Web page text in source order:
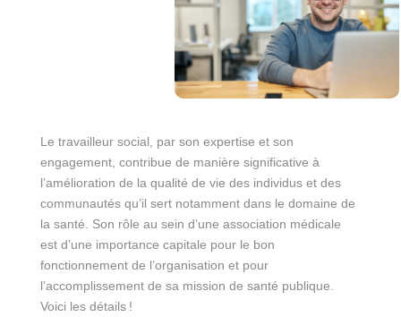
Le travailleur social, par son expertise et son
engagement, contribue de manière significative à
l’amélioration de la qualité de vie des individus et des
communautés qu’il sert notamment dans le domaine de
la santé. Son rôle au sein d’une association médicale
est d’une importance capitale pour le bon
fonctionnement de l’organisation et pour
l’accomplissement de sa mission de santé publique.
Voici les détails !